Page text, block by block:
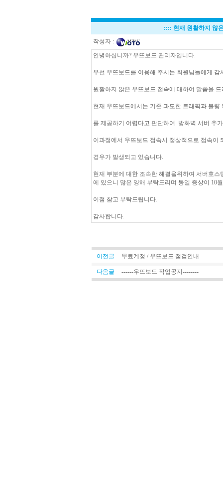
:::: 현재 원활하지 않
작성자 :
안녕하십니까? 우뜨보드 관리자입니다.
우선 우뜨보드를 이용해 주시는 회원님들에게 감
원활하지 않은 우뜨보드 접속에 대하여 말씀을
현재 우뜨보드에서는 기존 과도한 트래픽과 불
를 제공하기 어렵다고 판단하여 방화벽 서버 추
이과정에서 우뜨보드 접속시 정상적으로 접속이
경우가 발생되고 있습니다.
현재 부분에 대한 조속한 해결을위하여 서버호
에 있으니 많은 양해 부탁드리며 동일 증상이 10
이점 참고 부탁드립니다.
감사합니다.
이전글 무료계정 / 우뜨보드 점검안내
다음글 ------우뜨보드 작업공지--------